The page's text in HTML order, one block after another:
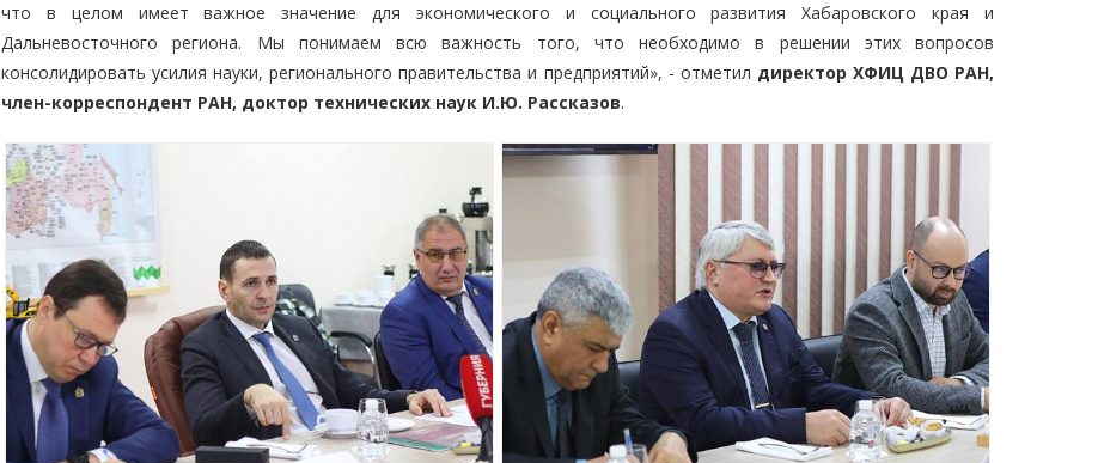
что в целом имеет важное значение для экономического и социального развития Хабаровского края и
Дальневосточного региона. Мы понимаем всю важность того, что необходимо в решении этих вопросов
консолидировать усилия науки, регионального правительства и предприятий», - отметил директор ХФИЦ ДВО РАН,
член-корреспондент РАН, доктор технических наук И.Ю. Рассказов.